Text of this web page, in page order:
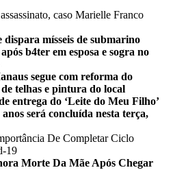
caso Marielle Franco
mísseis de submarino
b4ter em esposa e sogra no
segue com reforma do
telhas e pintura do local
entrega do ‘Leite do Meu Filho’
será concluída nesta terça,
De Completar Ciclo
19
Morte Da Mãe Após Chegar